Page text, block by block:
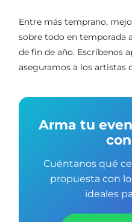
Entre más temprano,
sobre todo en temporada
de fin de año. Escríbenos
aseguramos a los artistas
Arma tu
Cuéntanos qué
propuesta con
ideales